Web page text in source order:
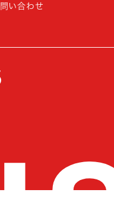
い合わせ